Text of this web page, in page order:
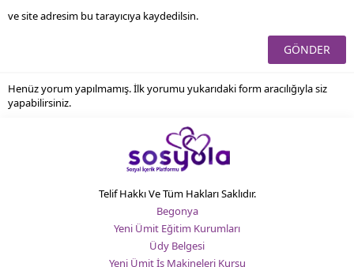
ve site adresim bu tarayıcıya kaydedilsin.
Henüz yorum yapılmamış. İlk yorumu yukarıdaki form aracılığıyla siz
yapabilirsiniz.
Telif Hakkı Ve Tüm Hakları Saklıdır.
Begonya
Yeni Ümit Eğitim Kurumları
Üdy Belgesi
Yeni Ümit İş Makineleri Kursu